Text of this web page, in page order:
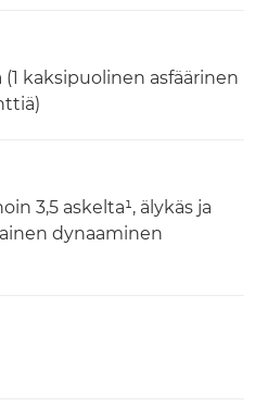
(1 kaksipuolinen asfäärinen
3,5 askelta¹, älykäs ja
dynaaminen